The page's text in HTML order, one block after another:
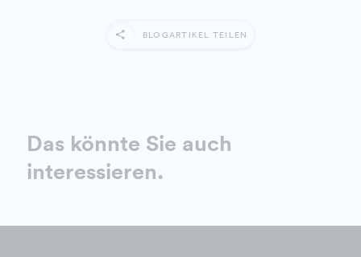
BLOGARTIKEL TEILEN
Das könnte Sie auch
interessieren.